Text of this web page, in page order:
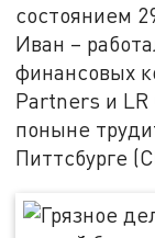
состоянием
Иван –
финансовых
Partners и LR
поныне
Питтсбурге